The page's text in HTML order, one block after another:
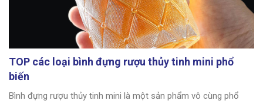
TOP các loại bình đựng rượu thủy tinh mini phổ
biến
Bình đựng rượu thủy tinh mini là một sản phẩm vô cùng phổ